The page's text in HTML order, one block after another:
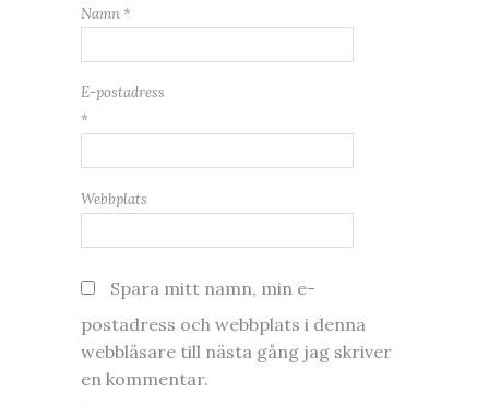
Namn *
E-postadress
*
Webbplats
Spara mitt namn, min e-
postadress och webbplats i denna
webbläsare till nästa gång jag skriver
en kommentar.